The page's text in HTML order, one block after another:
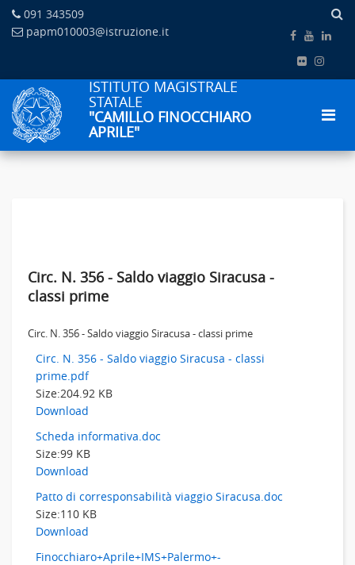
091 343509
papm010003@istruzione.it
ISTITUTO MAGISTRALE
STATALE
"CAMILLO FINOCCHIARO
APRILE"
Circ. N. 356 - Saldo viaggio Siracusa -
classi prime
Circ. N. 356 - Saldo viaggio Siracusa - classi prime
Circ. N. 356 - Saldo viaggio Siracusa - classi
prime.pdf
Size:204.92 KB
Download
Scheda informativa.doc
Size:99 KB
Download
Patto di corresponsabilità viaggio Siracusa.doc
Size:110 KB
Download
Finocchiaro+Aprile+IMS+Palermo+-